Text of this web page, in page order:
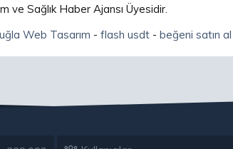
ve Sağlık Haber Ajansı Üyesidir.
Web Tasarım - flash usdt- beğeni satın al